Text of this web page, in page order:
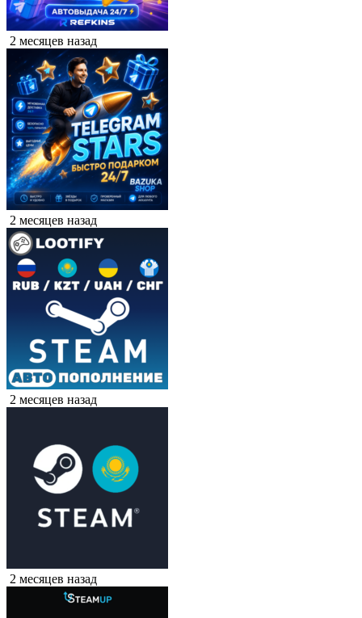
2 месяцев назад
2 месяцев назад
2 месяцев назад
2 месяцев назад